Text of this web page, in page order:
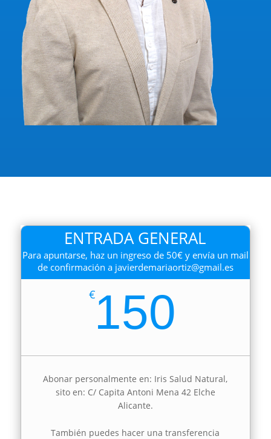
ENTRADA GENERAL
Para apuntarse, haz un ingreso de 50€ y envía un mail
de confirmación a javierdemariaortiz@gmail.es
€150
Abonar personalmente en: Iris Salud Natural,
sito en: C/ Capita Antoni Mena 42 Elche
Alicante.
También puedes hacer una transferencia